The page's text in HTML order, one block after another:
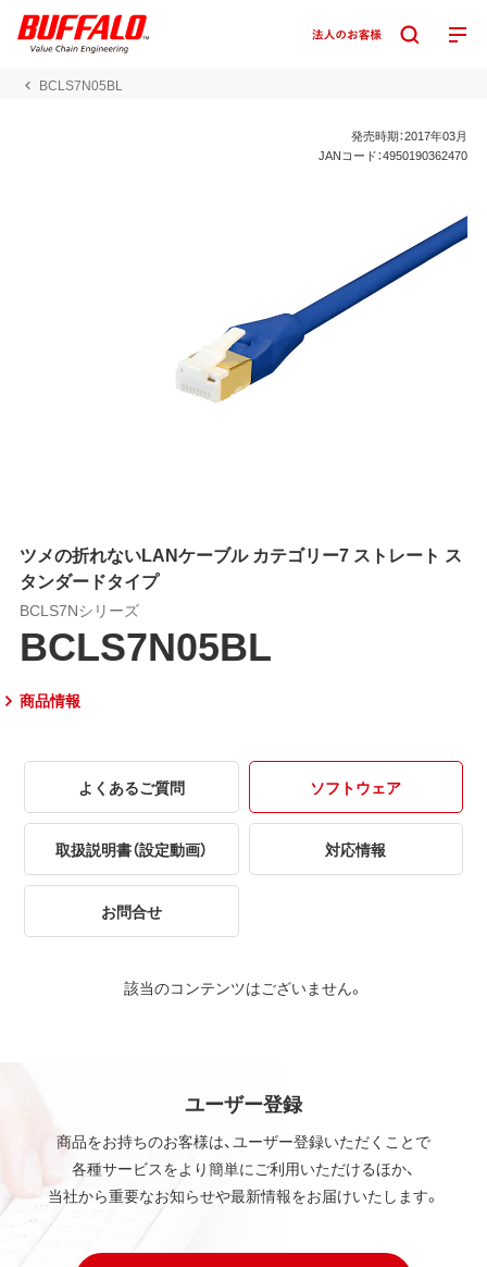
BCLS7N05BL
発売時期：2017年03月
JANコード：4950190362470
ツメの折れないLANケーブル カテゴリー7 ストレート ス
タンダードタイプ
BCLS7Nシリーズ
BCLS7N05BL
商品情報
よくあるご質問 ソフトウェア
取扱説明書（設定動画） 対応情報
お問合せ
該当のコンテンツはございません。
ユーザー登録
商品をお持ちのお客様は、ユーザー登録いただくことで
各種サービスをより簡単にご利用いただけるほか、
当社から重要なお知らせや最新情報をお届けいたします。